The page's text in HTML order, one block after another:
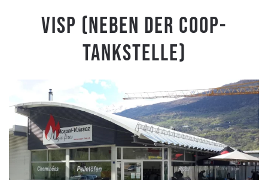
Visp (Neben der Coop-
Tankstelle)